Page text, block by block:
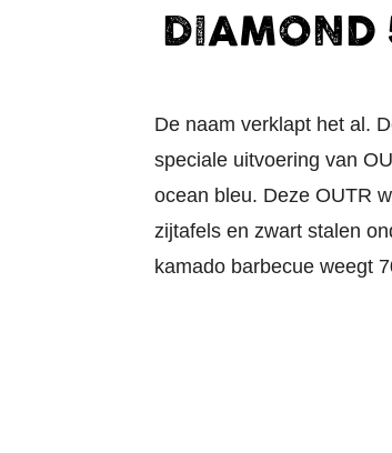
DIAMOND
De naam verklapt het al.
speciale uitvoering van
ocean bleu. Deze OUTR
zijtafels en zwart stalen
kamado barbecue weegt